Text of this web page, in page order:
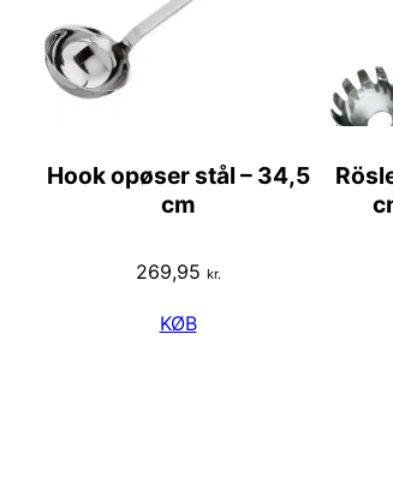
Hook opøser stål – 34,5
cm
269,95 kr.
KØB